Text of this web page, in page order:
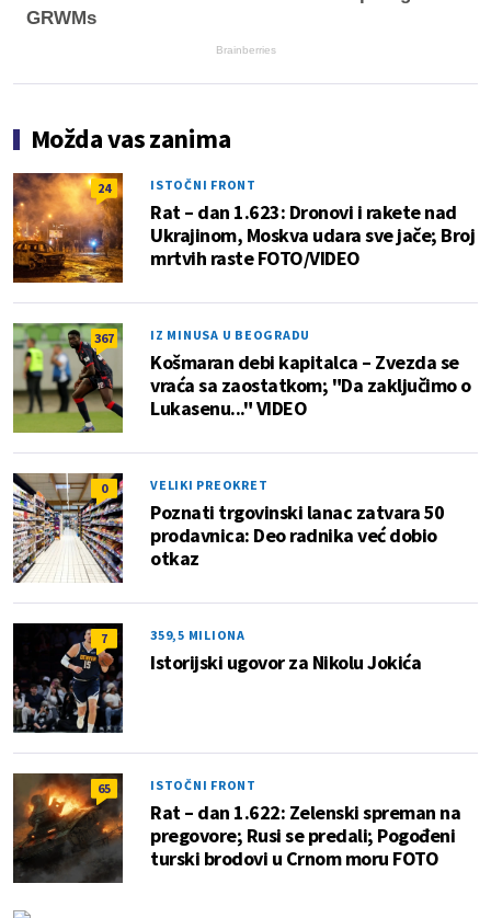
GRWMs
Brainberries
Možda vas zanima
24 ISTOČNI FRONT
Rat – dan 1.623: Dronovi i rakete nad
Ukrajinom, Moskva udara sve jače; Broj
mrtvih raste FOTO/VIDEO
367 IZ MINUSA U BEOGRADU
Košmaran debi kapitalca – Zvezda se
vraća sa zaostatkom; "Da zaključimo o
Lukasenu..." VIDEO
0 VELIKI PREOKRET
Poznati trgovinski lanac zatvara 50
prodavnica: Deo radnika već dobio
otkaz
7 359,5 MILIONA
Istorijski ugovor za Nikolu Jokića
65 ISTOČNI FRONT
Rat – dan 1.622: Zelenski spreman na
pregovore; Rusi se predali; Pogođeni
turski brodovi u Crnom moru FOTO